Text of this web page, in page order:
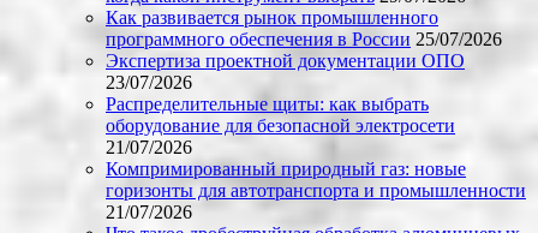
Как развивается рынок промышленного
программного обеспечения в России 25/07/2026
Экспертиза проектной документации ОПО
23/07/2026
Распределительные щиты: как выбрать
оборудование для безопасной электросети
21/07/2026
Компримированный природный газ: новые
горизонты для автотранспорта и промышленности
21/07/2026